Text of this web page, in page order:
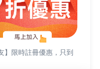
】限時註冊優惠，只到